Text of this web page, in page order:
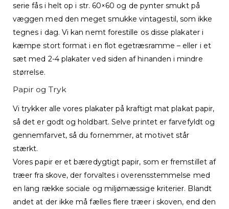
serie fås i helt op i str. 60×60 og de pynter smukt på
væggen med den meget smukke vintagestil, som ikke
tegnes i dag. Vi kan nemt forestille os disse plakater i
kæmpe stort format i en flot egetræsramme – eller i et
sæt med 2-4 plakater ved siden af hinanden i mindre
størrelse.
Papir og Tryk
Vi trykker alle vores plakater på kraftigt mat plakat papir,
så det er godt og holdbart. Selve printet er farvefyldt og
gennemfarvet, så du fornemmer, at motivet står
stærkt.
Vores papir er et bæredygtigt papir, som er fremstillet af
træer fra skove, der forvaltes i overensstemmelse med
en lang række sociale og miljømæssige kriterier. Blandt
andet at der ikke må fælles flere træer i skoven, end den